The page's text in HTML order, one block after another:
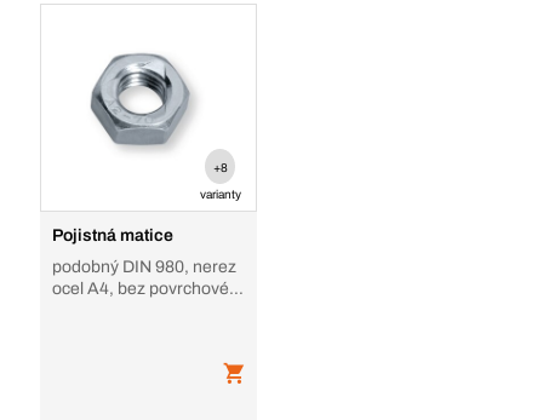
+8
varianty
Pojistná matice
podobný DIN 980, nerez
ocel A4, bez povrchové